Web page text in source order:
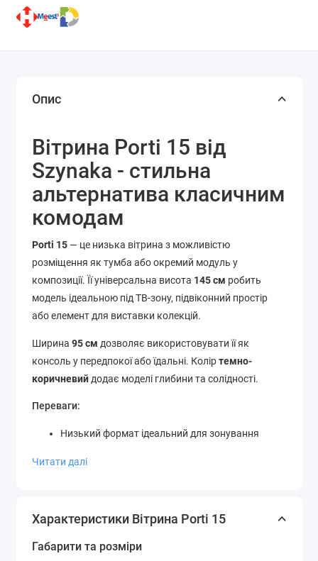
Опис
Вітрина Porti 15 від
Szynaka - стильна
альтернатива класичним
комодам
Porti 15 — це низька вітрина з можливістю
розміщення як тумба або окремий модуль у
композиції. Її універсальна висота 145 см робить
модель ідеальною під ТВ-зону, підвіконний простір
або елемент для виставки колекцій.
Ширина 95 см дозволяє використовувати її як
консоль у передпокої або їдальні. Коліртемно-
коричневий додає моделі глибини та солідності.
Переваги:
Низький формат ідеальний для зонування
Універсальний стиль — від модерну до лофт-
Читати далі
Характеристики Вітрина Porti 15
Габарити та розміри